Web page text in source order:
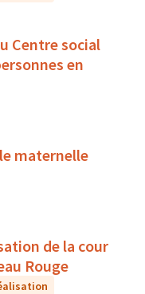
Centre social
en
maternelle
de la cour
Rouge